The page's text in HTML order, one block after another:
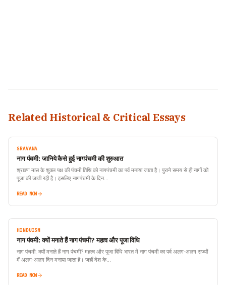
Related Historical & Critical Essays
SRAVANA
नाग पंचमी: जानिये कैसे हुई नागपंचमी की शुरुआत
श्रावण मास के शुक्ल पक्ष की पंचमी तिथि को नागपंचमी का पर्व मनाया जाता है। पुराने समय से ही नागों को
पूजा की जाती रही है। इसलिए नागपंचमी के दिन…
READ NOW
HINDUISM
नाग पंचमी: क्यों मनाते हैं नाग पंचमी? महत्व और पूजा विधि
नाग पंचमी: क्यों मनाते हैं नाग पंचमी? महत्व और पूजा विधि भारत में नाग पंचमी का पर्व अलग-अलग राज्यों
में अलग-अलग दिन मनाया जाता है। जहाँ देश के…
READ NOW